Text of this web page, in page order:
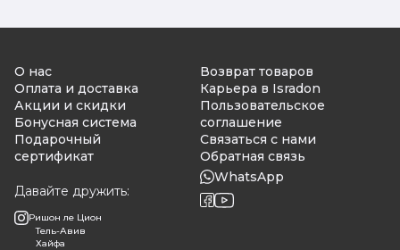
О нас
Оплата и доставка
Акции и скидки
Бонусная система
Подарочный
сертификат
Давайте дружить:
Ришон ле Цион
Тель-Авив
Хайфа
Возврат товаров
Карьера в Isradon
Пользовательское
соглашение
Связаться с нами
Обратная связь
WhatsApp